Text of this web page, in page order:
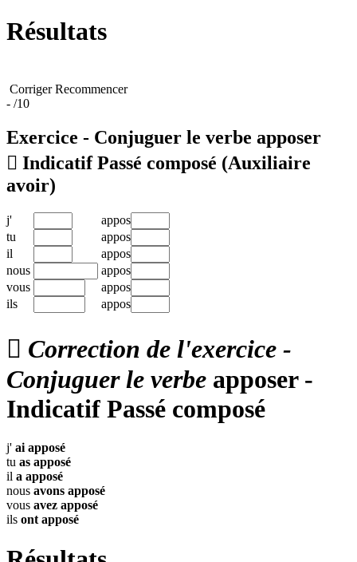
Résultats
CorrigerRecommencer
- /10
Exercice - Conjuguer le verbe apposer
 Indicatif Passé composé (Auxiliaire
avoir)
j'
appos
tu
appos
il
appos
nous
appos
vous
appos
ils
appos
 Correction de l'exercice -
Conjuguer le verbe apposer -
Indicatif Passé composé
j' ai apposé
tu as apposé
il a apposé
nous avons apposé
vous avez apposé
ils ont apposé